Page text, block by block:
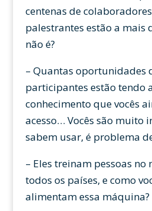
centenas de
palestrantes estão a mais
não é?
– Quantas oportunidades
participantes estão tendo
conhecimento que vocês
acesso… Vocês são muito
sabem usar, é problema
– Eles treinam pessoas
todos os países, e como
alimentam essa máquina?